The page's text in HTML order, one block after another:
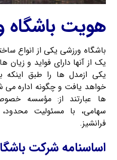
هویت باشگاه
باشگاه ورزشی یکی از انواع
یک از آنها دارای فواید و زیان
یکی ازمدل ها را طبق اینکه
خواهد یافت و چگونه اداره می
ها عبارتند از: مؤسسه
سهامی، با مسئولیت
فرانشیز.
اساسنامه شرکت